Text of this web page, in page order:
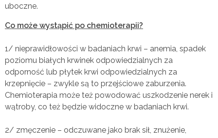
uboczne.
Co może wystąpić po chemioterapii?
1/ nieprawidłowości w badaniach krwi – anemia, spadek
poziomu białych krwinek odpowiedzialnych za
odporność lub płytek krwi odpowiedzialnych za
krzepnięcie – zwykle są to przejściowe zaburzenia.
Chemioterapia może też powodować uszkodzenie nerek i
wątroby, co też będzie widoczne w badaniach krwi.
2/ zmęczenie – odczuwane jako brak sił, znużenie,